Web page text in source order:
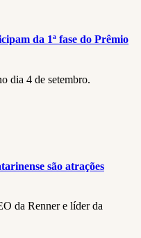
da 1ª fase do Prêmio
dia 4 de setembro.
são atrações
da Renner e líder da